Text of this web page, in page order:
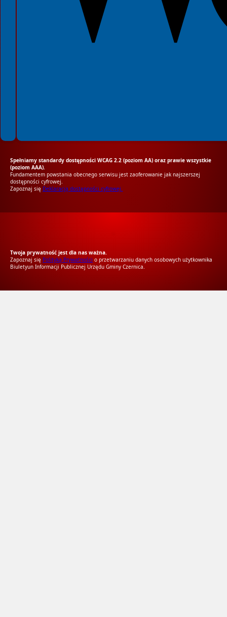
Spełniamy standardy dostępności WCAG 2.2 (poziom AA) oraz prawie wszystkie
(poziom AAA).
Fundamentem powstania obecnego serwisu jest zaoferowanie jak najszerszej
dostępności cyfrowej.
Zapoznaj się Deklaracją dostępności cyfrowej.
Twoja prywatność jest dla nas ważna.
Zapoznaj się Polityką Prywatności o przetwarzaniu danych osobowych użytkownika
Biuletyun Informacji Publicznej Urzędu Gminy Czernica.